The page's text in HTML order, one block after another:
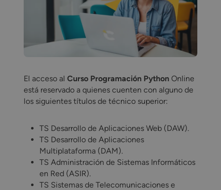
El acceso al Curso Programación Python Online
está reservado a quienes cuenten con alguno de
los siguientes títulos de técnico superior:
TS Desarrollo de Aplicaciones Web (DAW).
TS Desarrollo de Aplicaciones
Multiplataforma (DAM).
TS Administración de Sistemas Informáticos
en Red (ASIR).
TS Sistemas de Telecomunicaciones e